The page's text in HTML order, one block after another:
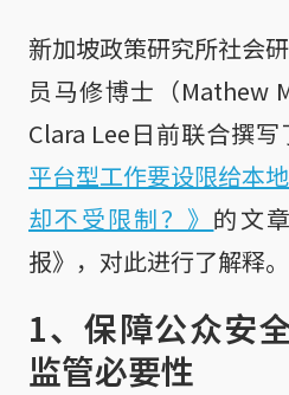
新加坡政策研究所社会
员马修博士（Mathew
Clara Lee日前联合撰写
平台型工作要设限给本
却不受限制？》 的文
报》，对此进行了解释。
1、保障公众安
监管必要性